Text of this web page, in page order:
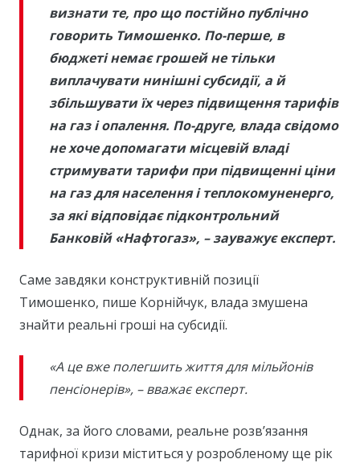
визнати те, про що постійно публічно
говорить Тимошенко. По-перше, в
бюджеті немає грошей не тільки
виплачувати нинішні субсидії, а й
збільшувати їх через підвищення тарифів
на газ і опалення. По-друге, влада свідомо
не хоче допомагати місцевій владі
стримувати тарифи при підвищенні ціни
на газ для населення і теплокомуненерго,
за які відповідає підконтрольний
Банковій «Нафтогаз», – зауважує експерт.
Саме завдяки конструктивній позиції
Тимошенко, пише Корнійчук, влада змушена
знайти реальні гроші на субсидії.
«А це вже полегшить життя для мільйонів
пенсіонерів», – вважає експерт.
Однак, за його словами, реальне розв’язання
тарифної кризи міститься у розробленому ще рік